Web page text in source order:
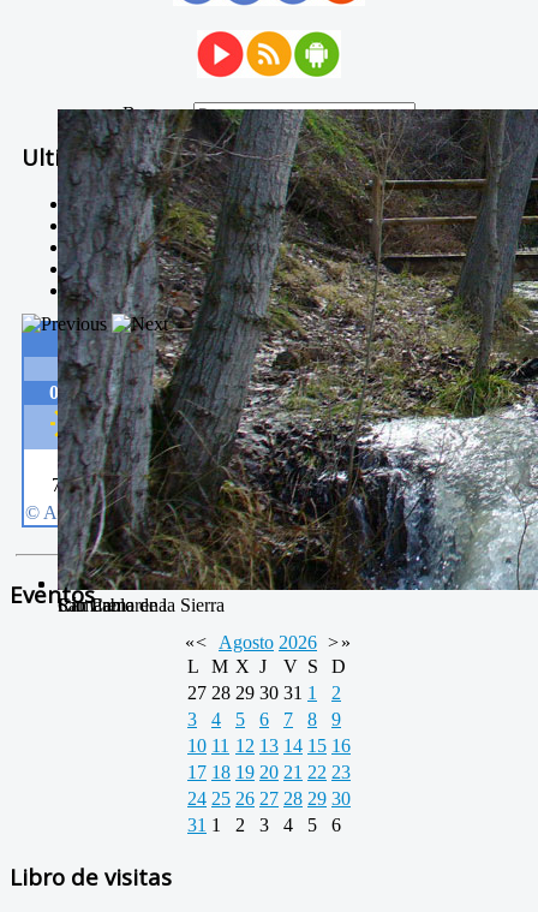
Buscar...
San Pablo
Camarena de la Sierra
Río Camarena
Ultimas Noticias
Solidaria carrera - 7 TÉRMINOS XTREM
Temporal de Febrero
Nevada Enero 2018
La estación de esquí de Javalambre abrirán este sábado
Larga vida a las escuelas
Eventos
«< Agosto 2026 >»
L
M X J V S
D
27 28 29 30 31 1
2
3
4 5 6 7 8
9
10 11 12 13 14 15 16
17 18 19 20 21 22 23
24 25 26 27 28 29 30
31 1 2 3 4 5 6
Libro de visitas